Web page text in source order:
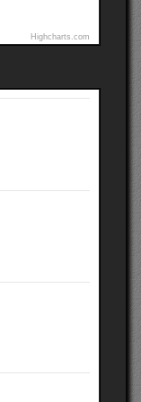
Highcharts.com